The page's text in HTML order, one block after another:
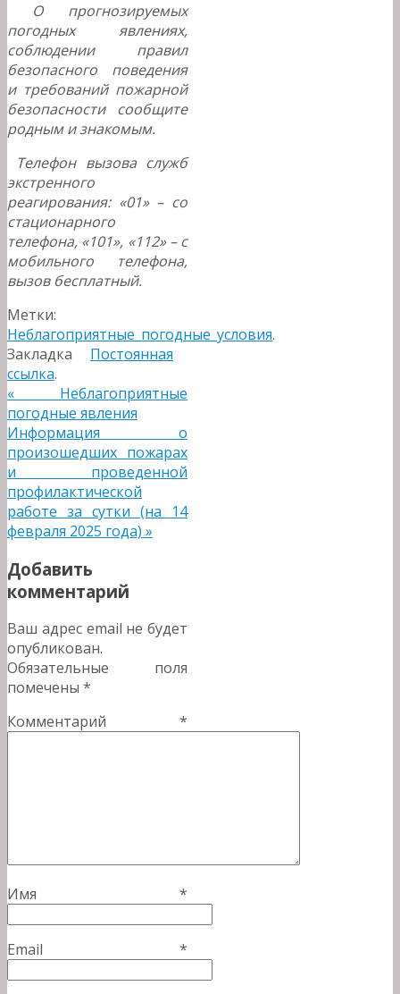
О прогнозируемых
погодных явлениях,
соблюдении правил
безопасного поведения
и требований пожарной
безопасности сообщите
родным и знакомым.
Телефон вызова служб
экстренного
реагирования: «01» – со
стационарного
телефона, «101», «112» – с
мобильного телефона,
вызов бесплатный.
Метки:
Неблагоприятные_погодные_условия.
Закладка Постоянная
ссылка.
« Неблагоприятные
погодные явления
Информация о
произошедших пожарах
и проведенной
профилактической
работе за сутки (на 14
февраля 2025 года) »
Добавить
комментарий
Ваш адрес email не будет
опубликован.
Обязательные поля
помечены *
Комментарий *
Имя *
Email *